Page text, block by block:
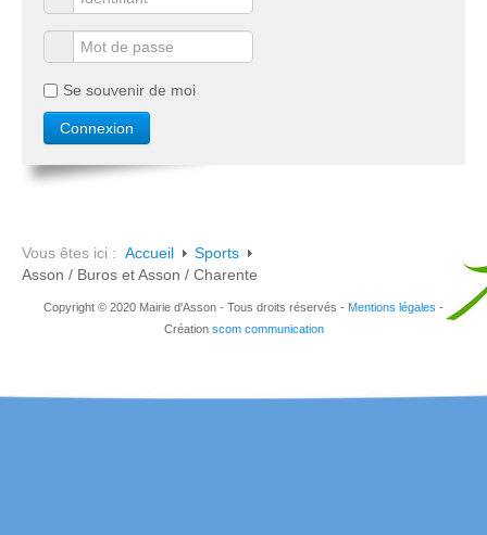
Se souvenir de moi
Vous êtes ici : Accueil
Sports
Asson / Buros et Asson / Charente
Copyright © 2020 Mairie d'Asson - Tous droits réservés - Mentions légales -
Création scom communication